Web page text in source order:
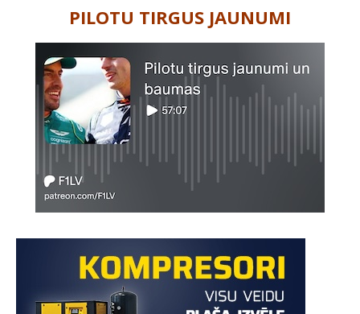
PILOTU TIRGUS JAUNUMI